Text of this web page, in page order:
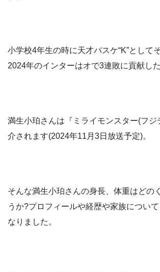
小学校4年生の時に天才バスケ“K”として
2024年のインターはオで3連敗に貢献した
満生小珀さんは『ミライモンスター(フジ
介されます(2024年11月3日放送予定)。
そんな満生小珀さんの身長、体重はどの
うか?プロフィールや経歴や家族について
なりました。